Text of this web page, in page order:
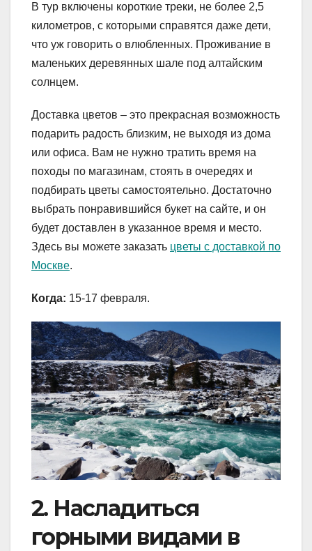
В тур включены короткие треки, не более 2,5
километров, с которыми справятся даже дети,
что уж говорить о влюбленных. Проживание в
маленьких деревянных шале под алтайским
солнцем.
Доставка цветов – это прекрасная возможность
подарить радость близким, не выходя из дома
или офиса. Вам не нужно тратить время на
походы по магазинам, стоять в очередях и
подбирать цветы самостоятельно. Достаточно
выбрать понравившийся букет на сайте, и он
будет доставлен в указанное время и место.
Здесь вы можете заказать цветы с доставкой по
Москве.
Когда: 15-17 февраля.
2. Насладиться
горными видами в